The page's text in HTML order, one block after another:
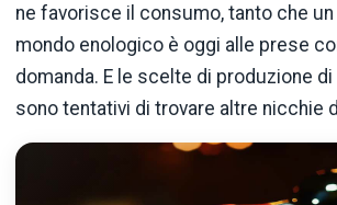
ne favorisce il consumo, tanto che un
mondo enologico è oggi alle prese
domanda. E le scelte di produzione di
sono tentativi di trovare altre nicchie